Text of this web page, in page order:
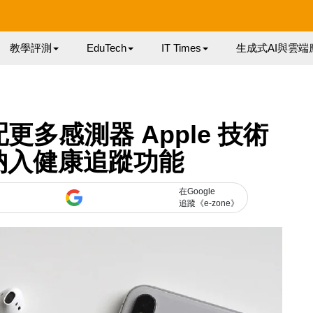
教學評測 EduTech IT Times 生成式AI與雲端
多感測器 Apple 技術
健康追蹤功能
在Google
追蹤《e-zone》